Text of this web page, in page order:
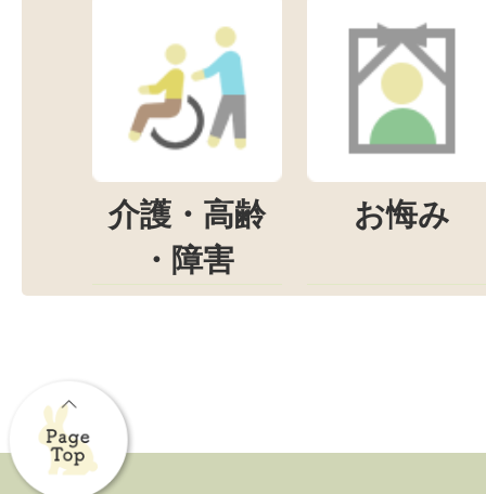
介護・高齢
・障害
お悔み